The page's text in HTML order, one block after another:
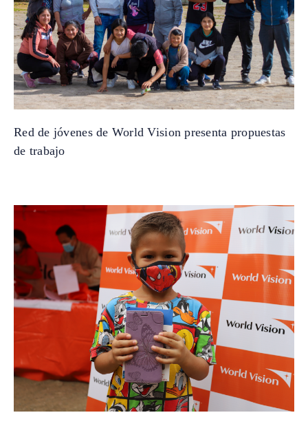
Red de jóvenes de World Vision presenta propuestas
de trabajo